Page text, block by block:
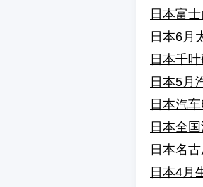
日本富
日本6月
日本千
日本5月
日本汽
日本全
日本名
日本4月